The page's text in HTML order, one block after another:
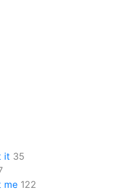
it 35
me 122